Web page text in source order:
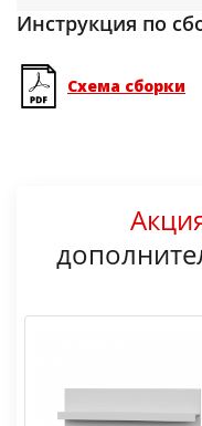
Инструкция по
Схема сборки